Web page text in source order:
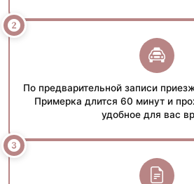
По предварительной записи
Примерка длится 60 минут и
удобное для вас